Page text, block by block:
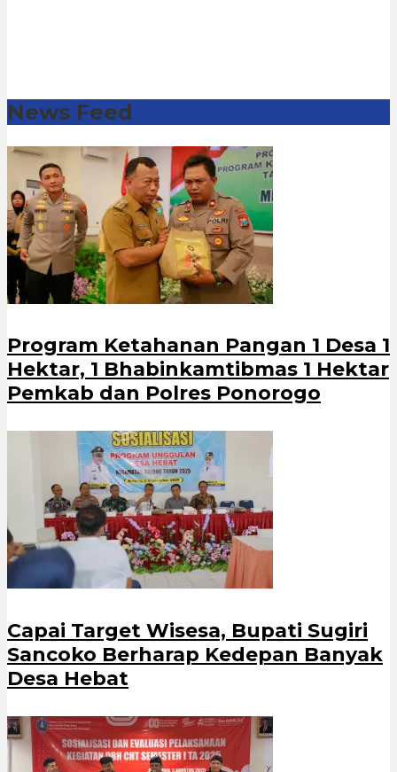
News Feed
Program Ketahanan Pangan 1 Desa 1
Hektar, 1 Bhabinkamtibmas 1 Hektar
Pemkab dan Polres Ponorogo
Capai Target Wisesa, Bupati Sugiri
Sancoko Berharap Kedepan Banyak
Desa Hebat